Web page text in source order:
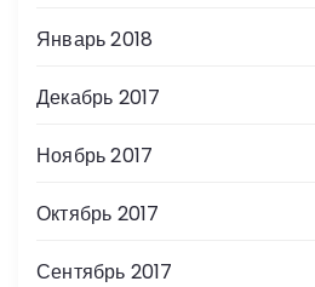
Январь 2018
Декабрь 2017
Ноябрь 2017
Октябрь 2017
Сентябрь 2017